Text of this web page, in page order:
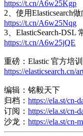
https://t.cn/A6w25Kgp
2、使用Elasticsearch
https://t.cn/A6w25Nqg
3、ElasticSearch-DSL
https://t.cn/A6w25jQE
重磅：Elastic 官方培
https://elasticsearch.cn/
编辑：铭毅天下
归档： https://ela.st/cn-
订阅： https://ela.st/cn-
沙龙： https://ela.st/cn-